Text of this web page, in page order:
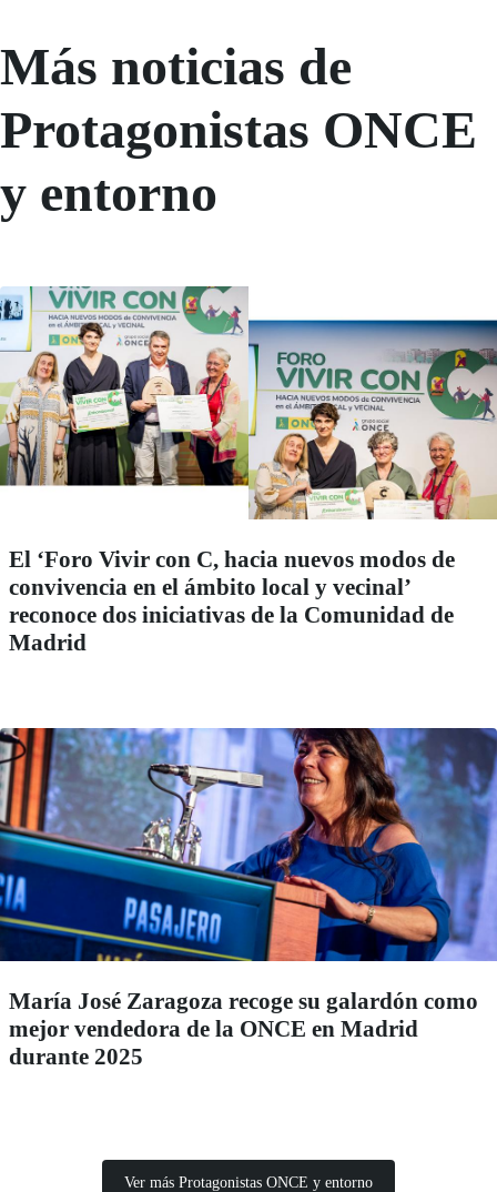
Más noticias de
Protagonistas ONCE
y entorno
El ‘Foro Vivir con C, hacia nuevos modos de
convivencia en el ámbito local y vecinal’
reconoce dos iniciativas de la Comunidad de
Madrid
María José Zaragoza recoge su galardón como
mejor vendedora de la ONCE en Madrid
durante 2025
Ver más Protagonistas ONCE y entorno